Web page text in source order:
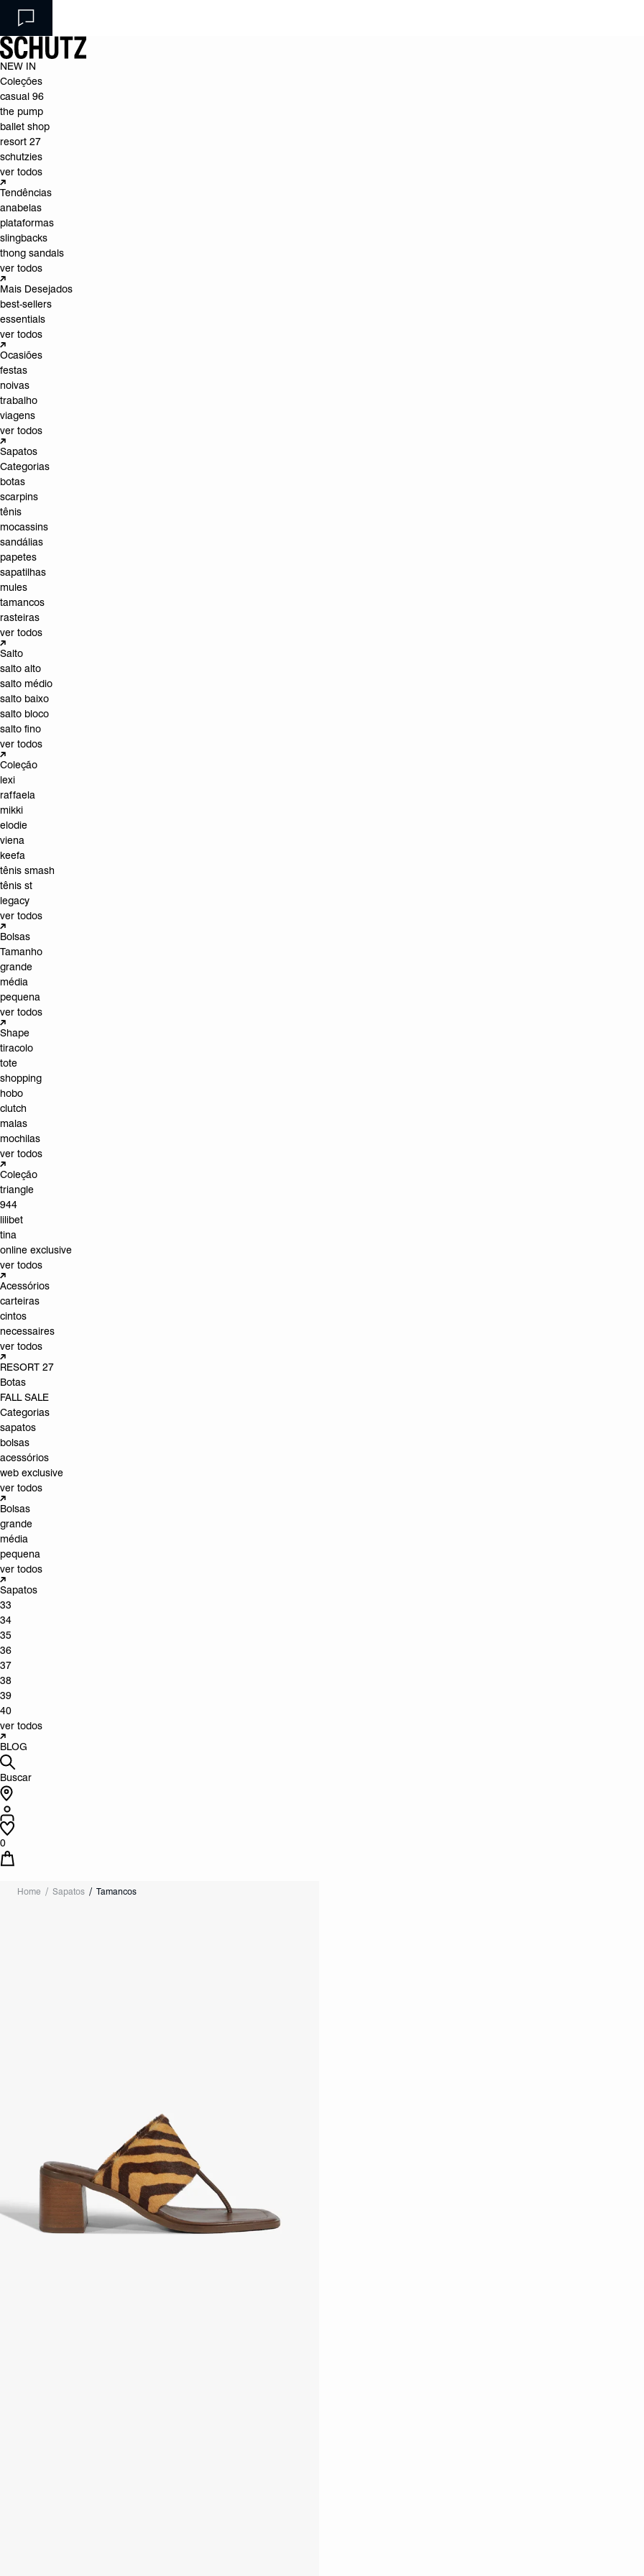
NEW IN
Coleções
casual 96
the pump
ballet shop
resort 27
schutzies
ver todos
Tendências
anabelas
plataformas
slingbacks
thong sandals
ver todos
Mais Desejados
best-sellers
essentials
ver todos
Ocasiões
festas
noivas
trabalho
viagens
ver todos
Sapatos
Categorias
botas
scarpins
tênis
mocassins
sandálias
papetes
sapatilhas
mules
tamancos
rasteiras
ver todos
Salto
salto alto
salto médio
salto baixo
salto bloco
salto fino
ver todos
Coleção
lexi
raffaela
mikki
elodie
viena
keefa
tênis smash
tênis st
legacy
ver todos
Bolsas
Tamanho
grande
média
pequena
ver todos
Shape
tiracolo
tote
shopping
hobo
clutch
malas
mochilas
ver todos
Coleção
triangle
944
lilibet
tina
online exclusive
ver todos
Acessórios
carteiras
cintos
necessaires
ver todos
RESORT 27
Botas
FALL SALE
Categorias
sapatos
bolsas
acessórios
web exclusive
ver todos
Bolsas
grande
média
pequena
ver todos
Sapatos
33
34
35
36
37
38
39
40
ver todos
BLOG
Buscar
0
Home Sapatos Tamancos